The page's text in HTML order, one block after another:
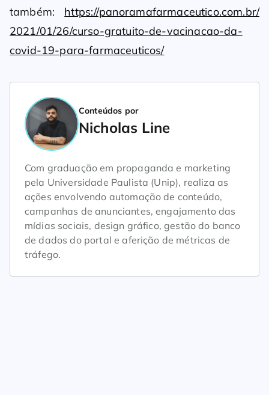
também: https://panoramafarmaceutico.com.br/
2021/01/26/curso-gratuito-de-vacinacao-da-
covid-19-para-farmaceuticos/
Conteúdos por
Nicholas Line
Com graduação em propaganda e marketing
pela Universidade Paulista (Unip), realiza as
ações envolvendo automação de conteúdo,
campanhas de anunciantes, engajamento das
mídias sociais, design gráfico, gestão do banco
de dados do portal e aferição de métricas de
tráfego.